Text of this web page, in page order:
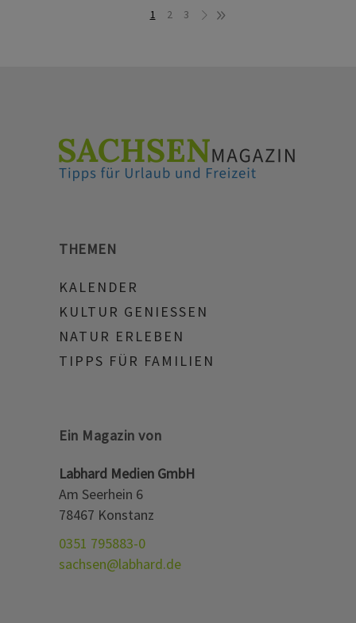
1 2 3
THEMEN
KALENDER
KULTUR GENIESSEN
NATUR ERLEBEN
TIPPS FÜR FAMILIEN
Ein Magazin von
Labhard Medien GmbH
Am Seerhein 6
78467 Konstanz
0351 795883-0
sachsen@labhard.de